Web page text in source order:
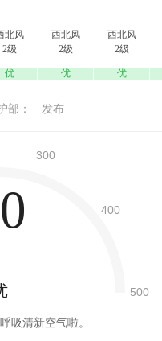
北风
2级
优
西北风
2级
优
西北风
2级
优
部： 发布
吸清新空气啦。